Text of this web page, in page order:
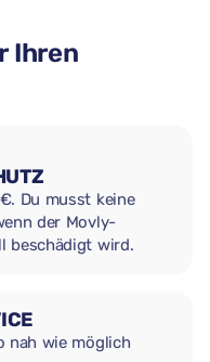
Ihren
Du musst keine
der Movly-
beschädigt wird.
nah wie möglich